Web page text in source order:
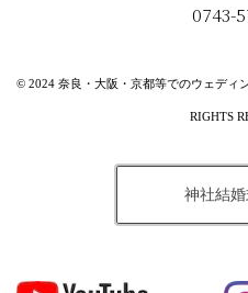
0743-
© 2024 奈良・大阪・京都等でのウェディ
RIGHTS
神社結